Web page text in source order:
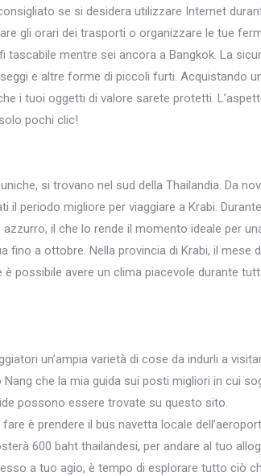
se si desidera utilizzare Internet
gli orari dei trasporti o organizzare le tue
mentre sei ancora a Bangkok. La
e altre forme di piccoli furti. Acquistando
i tuoi oggetti di valore sarete protetti.
pochi clic!
si trovano nel sud della Thailandia. Da
periodo migliore per viaggiare a Krabi.
il che lo rende il momento ideale per
fino a ottobre. Nella provincia di Krabi, il mese
possibile avere un clima piacevole durante
un’ampia varietà di cose da indurli a
che la mia guida sui posti migliori in cui
possono essere trovate su questo sito.
è prendere il bus navetta locale
600 baht thailandesi, per andare al tuo
a tuo agio, è tempo di esplorare tutto ciò